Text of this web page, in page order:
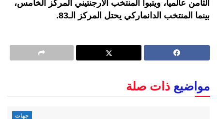
الثامن عالميا، ويتبوأ المنتخب الأرجنتيني المركز الخامس،
بينما المنتخب الدانماركي يحتل المركز الـ83.
مواضيع ذات صلة
جهات